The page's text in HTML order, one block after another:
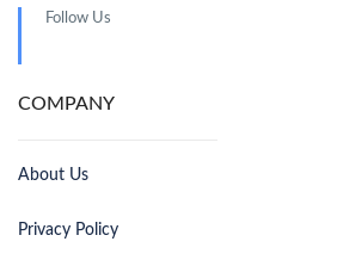
Follow Us
COMPANY
About Us
Privacy Policy